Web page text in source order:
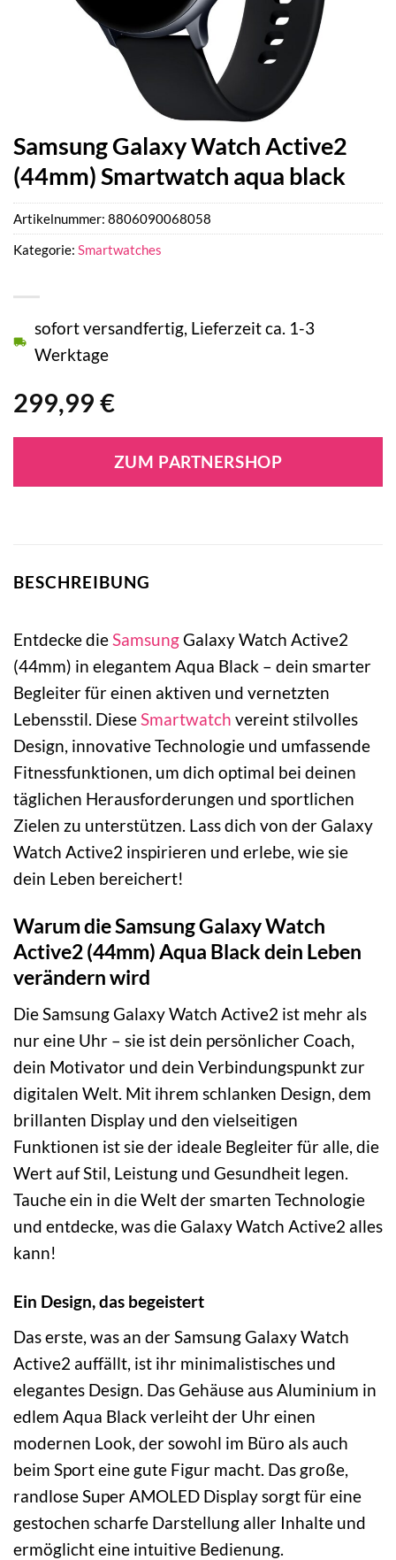
Samsung Galaxy Watch Active2
(44mm) Smartwatch aqua black
299,99 €
sofort versandfertig, Lieferzeit ca. 1-3
Werktage
ZUM PARTNERSHOP
Artikelnummer: 8806090068058
Kategorie: Smartwatches
BESCHREIBUNG
Entdecke die SamsungGalaxy Watch Active2
(44mm) in elegantem Aqua Black – dein smarter
Begleiter für einen aktiven und vernetzten
Lebensstil. Diese Smartwatch vereint stilvolles
Design, innovative Technologie und umfassende
Fitnessfunktionen, um dich optimal bei deinen
täglichen Herausforderungen und sportlichen
Zielen zu unterstützen. Lass dich von der Galaxy
Watch Active2 inspirieren und erlebe, wie sie
dein Leben bereichert!
Warum die Samsung Galaxy Watch
Active2 (44mm) Aqua Black dein Leben
verändern wird
Die Samsung Galaxy Watch Active2 ist mehr als
nur eine Uhr – sie ist dein persönlicher Coach,
dein Motivator und dein Verbindungspunkt zur
digitalen Welt. Mit ihrem schlanken Design, dem
brillanten Display und den vielseitigen
Funktionen ist sie der ideale Begleiter für alle, die
Wert auf Stil, Leistung und Gesundheit legen.
Tauche ein in die Welt der smarten Technologie
und entdecke, was die Galaxy Watch Active2 alles
kann!
Ein Design, das begeistert
Das erste, was an der Samsung Galaxy Watch
Active2 auffällt, ist ihr minimalistisches und
elegantes Design. Das Gehäuse aus Aluminium in
edlem Aqua Black verleiht der Uhr einen
modernen Look, der sowohl im Büro als auch
beim Sport eine gute Figur macht. Das große,
randlose Super AMOLED Display sorgt für eine
gestochen scharfe Darstellung aller Inhalte und
ermöglicht eine intuitive Bedienung.